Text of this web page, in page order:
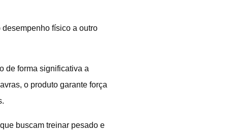
desempenho físico a outro
de forma significativa a
o produto garante força
buscam treinar pesado e